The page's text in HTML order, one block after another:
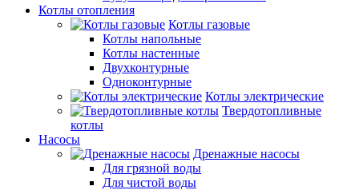
Котлы отопления
Котлы газовые
Котлы напольные
Котлы настенные
Двухконтурные
Одноконтурные
Котлы электрические
Твердотопливные
котлы
Насосы
Дренажные насосы
Для грязной воды
Для чистой воды